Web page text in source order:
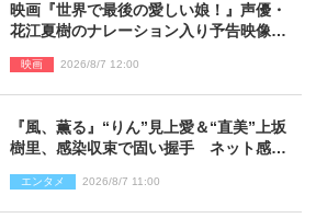
映画『世界で最後の愛しい娘！』声優・
花江夏樹のナレーション入り予告映像解
い！」
映画 2026/8/7 12:00
『風、薫る』“りん”見上愛＆“直美”上坂
樹里、感染収束で固い握手 ネット感動
エンタメ 2026/8/7 11:00